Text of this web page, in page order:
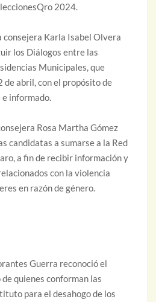
2024.
consejera Karla Isabel Olvera
los Diálogos entre las
Municipales, que
abril, con el propósito de
informado.
Rosa Martha Gómez
candidatas a sumarse a la Red
a fin de recibir información y
con la violencia
en razón de género.
Guerra reconoció el
quienes conforman las
para el desahogo de los